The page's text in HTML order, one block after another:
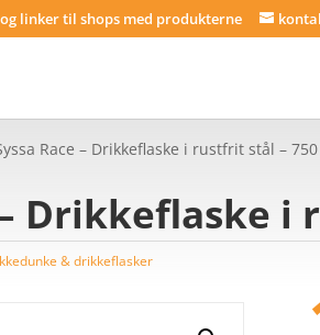
linker til shops med produkterne
Race – Drikkeflaske i rustfrit stål –
Drikkeflaske
& drikkeflasker